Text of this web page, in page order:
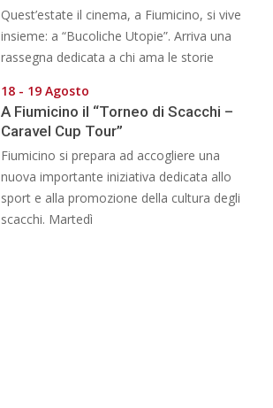
Quest’estate il cinema, a Fiumicino, si vive
insieme: a “Bucoliche Utopie”. Arriva una
rassegna dedicata a chi ama le storie
18 - 19 Agosto
A Fiumicino il “Torneo di Scacchi –
Caravel Cup Tour”
Fiumicino si prepara ad accogliere una
nuova importante iniziativa dedicata allo
sport e alla promozione della cultura degli
scacchi. Martedì